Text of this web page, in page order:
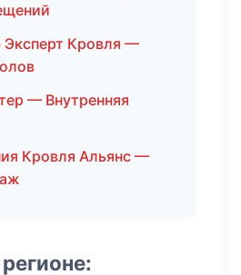
Эксперт Кровля —
— Внутренняя
Кровля Альянс —